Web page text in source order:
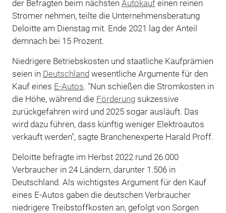
der Befragten beim nächsten Autokaufeinen reinen
Stromer nehmen, teilte die Unternehmensberatung
Deloitte am Dienstag mit. Ende 2021 lag der Anteil
demnach bei 15 Prozent.
Niedrigere Betriebskosten und staatliche Kaufprämien
seien in Deutschland wesentliche Argumente für den
Kauf eines E-Autos. "Nun schießen die Stromkosten in
die Höhe, während die Förderungsukzessive
zurückgefahren wird und 2025 sogar ausläuft. Das
wird dazu führen, dass künftig weniger Elektroautos
verkauft werden", sagte Branchenexperte Harald Proff.
Deloitte befragte im Herbst 2022 rund 26.000
Verbraucher in 24 Ländern, darunter 1.506 in
Deutschland. Als wichtigstes Argument für den Kauf
eines E-Autos gaben die deutschen Verbraucher
niedrigere Treibstoffkosten an, gefolgt von Sorgen